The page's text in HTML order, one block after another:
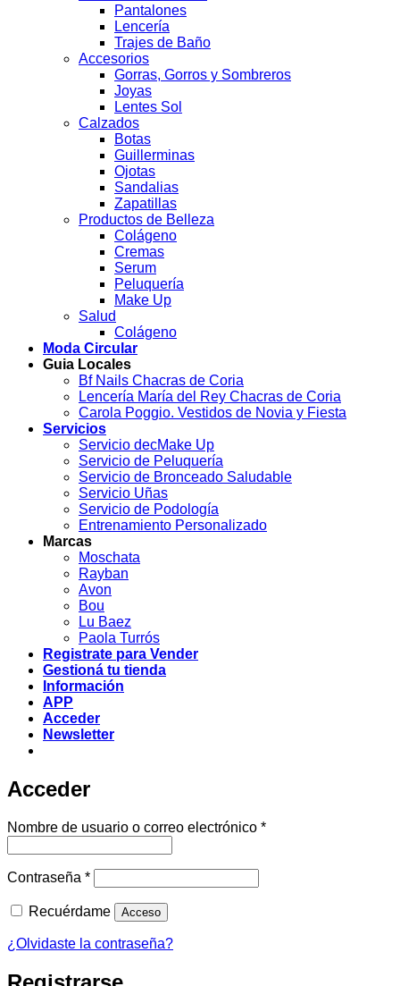
Pantalones
Lencería
Trajes de Baño
Accesorios
Gorras, Gorros y Sombreros
Joyas
Lentes Sol
Calzados
Botas
Guillerminas
Ojotas
Sandalias
Zapatillas
Productos de Belleza
Colágeno
Cremas
Serum
Peluquería
Make Up
Salud
Colágeno
Moda Circular
Guia Locales
Bf Nails Chacras de Coria
Lencería María del Rey Chacras de Coria
Carola Poggio. Vestidos de Novia y Fiesta
Servicios
Servicio decMake Up
Servicio de Peluquería
Servicio de Bronceado Saludable
Servicio Uñas
Servicio de Podología
Entrenamiento Personalizado
Marcas
Moschata
Rayban
Avon
Bou
Lu Baez
Paola Turrós
Registrate para Vender
Gestioná tu tienda
Información
APP
Acceder
Newsletter
Acceder
Nombre de usuario o correo electrónico *Obligatorio
Contraseña *Obligatorio
Recuérdame Acceso
¿Olvidaste la contraseña?